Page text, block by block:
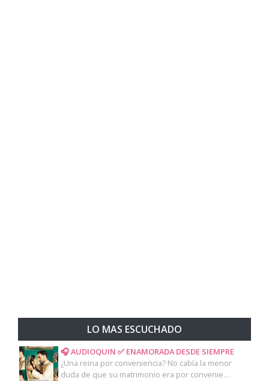
LO MAS ESCUCHADO
🎧 AUDIOQUIN ✅ ENAMORADA DESDE SIEMPRE
¿Una reina por conveniencia? No cabía la menor
duda de que su matrimonio era por convenie…